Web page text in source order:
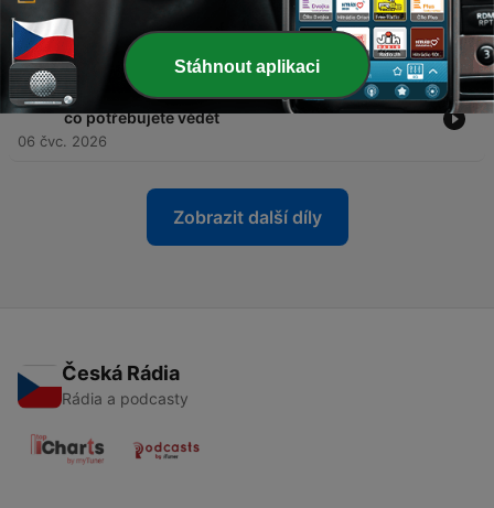
-
Realita života s obezitou: S pacientem a lékařem
o předsudcích a léčbě
13 čvc. 2026
282 - První pomoc u dětí i dospělých: To nejdůležitější,
co potřebujete vědět
06 čvc. 2026
Zobrazit další díly
Česká Rádia
Rádia a podcasty
Stáhnout aplikaci